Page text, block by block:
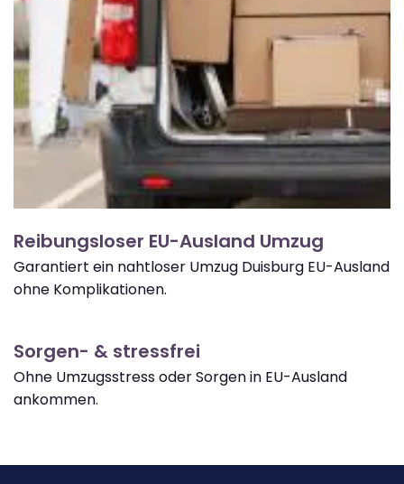
Reibungsloser EU-Ausland Umzug
Garantiert ein nahtloser Umzug Duisburg EU-Ausland
ohne Komplikationen.
Sorgen- & stressfrei
Ohne Umzugsstress oder Sorgen in EU-Ausland
ankommen.